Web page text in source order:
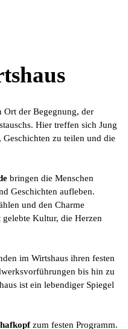
Ort der Begegnung, der
Hier treffen sich Jung
zu teilen und die
bringen die Menschen
Geschichten aufleben.
und den Charme
gelebte Kultur, die Herzen
im Wirtshaus ihren festen
bis hin zu
ist ein lebendiger Spiegel
zum festen Programm.